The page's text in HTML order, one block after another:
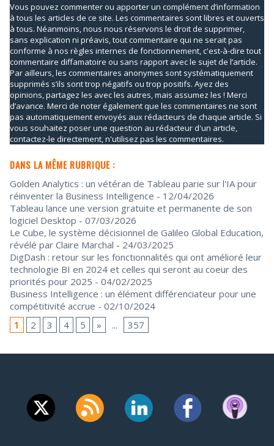
Vous pouvez commenter ou apporter un complément d’information
à tous les articles de ce site. Les commentaires sont libres et ouverts
à tous. Néanmoins, nous nous réservons le droit de supprimer,
sans explication ni préavis, tout commentaire qui ne serait pas
conforme à nos règles internes de fonctionnement, c'est-à-dire tout
commentaire diffamatoire ou sans rapport avec le sujet de l’article.
Par ailleurs, les commentaires anonymes sont systématiquement
supprimés s’ils sont trop négatifs ou trop positifs. Ayez des
opinions, partagez les avec les autres, mais assumez les ! Merci
d’avance. Merci de noter également que les commentaires ne sont
pas automatiquement envoyés aux rédacteurs de chaque article. Si
vous souhaitez poser une question au rédacteur d'un article,
contactez-le directement, n'utilisez pas les commentaires.
DANS LA MÊME RUBRIQUE :
Golden Analytics : un vétéran de Tableau parie sur l'IA pour
réinventer la Business Intelligence - 12/04/2026
Tableau lance une version gratuite et permanente de son
logiciel Desktop - 07/03/2026
Le Cube, le système décisionnel de Galileo Global Education,
révélé par Claire Marchal - 24/03/2025
DigDash : retour sur les fonctionnalités qui ont amélioré leur
technologie BI en 2024 et celles qui seront au coeur des
priorités pour 2025 - 04/02/2025
Business Intelligence : un élément différenciateur pour une
compétitivité accrue - 02/10/2024
1
2 3 4 5 » ... 357